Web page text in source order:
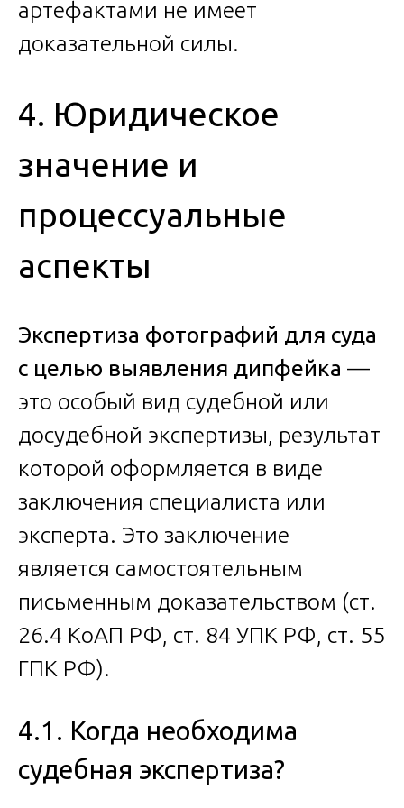
артефактами не имеет
доказательной силы.
4. Юридическое
значение и
процессуальные
аспекты
Экспертиза фотографий для суда
с целью выявления дипфейка —
это особый вид судебной или
досудебной экспертизы, результат
которой оформляется в виде
заключения специалиста или
эксперта. Это заключение
является самостоятельным
письменным доказательством (ст.
26.4 КоАП РФ, ст. 84 УПК РФ, ст. 55
ГПК РФ).
4.1. Когда необходима
судебная экспертиза?